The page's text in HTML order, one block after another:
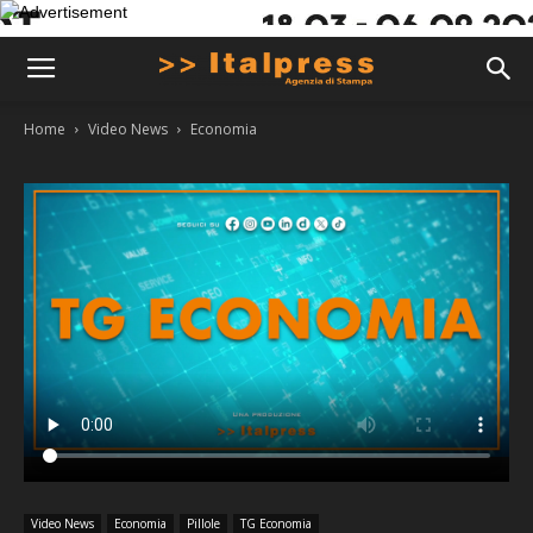
Home Video News Economia
Video News Economia Pillole TG Economia